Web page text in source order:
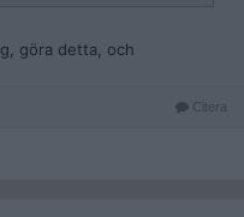
göra detta, och
Citera